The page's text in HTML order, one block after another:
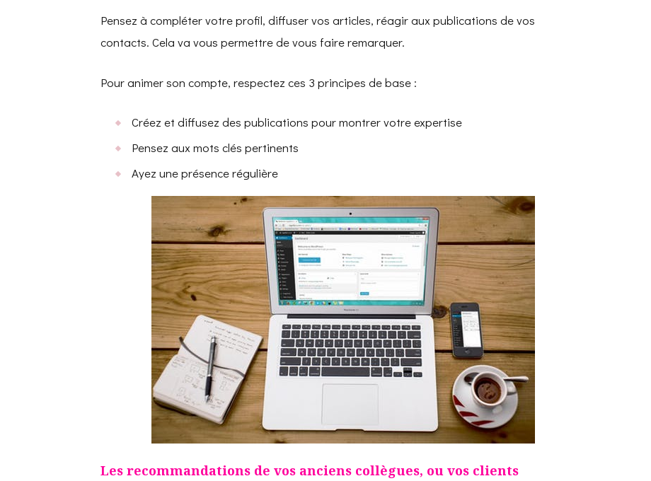
Pensez à compléter votre profil, diffuser vos articles, réagir aux publications de vos
contacts. Cela va vous permettre de vous faire remarquer.
Pour animer son compte, respectez ces 3 principes de base :
Créez et diffusez des publications pour montrer votre expertise
Pensez aux mots clés pertinents
Ayez une présence régulière
Les recommandations de vos anciens collègues, ou vos clients